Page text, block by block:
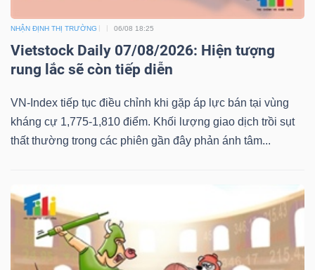
NHẬN ĐỊNH THỊ TRƯỜNG 06/08 18:25
Vietstock Daily 07/08/2026: Hiện tượng
rung lắc sẽ còn tiếp diễn
VN-Index tiếp tục điều chỉnh khi gặp áp lực bán tại vùng
kháng cự 1,775-1,810 điểm. Khối lượng giao dịch trồi sụt
thất thường trong các phiên gần đây phản ánh tâm...